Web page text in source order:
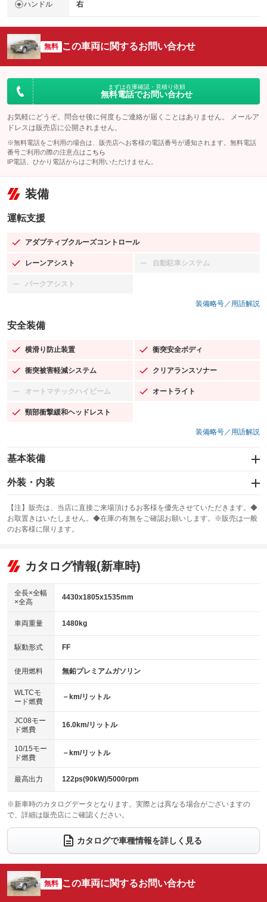
ハンドル 右
無料 この車両に関するお問い合わせ
まずは在庫確認・見積り依頼
無料電話でお問い合わせ
お気軽にどうぞ。問合せ後に何度もご連絡が届くことはありません。 メールア
ドレスは販売店に公開されません。
※無料電話をご利用の場合は、販売店へお客様の電話番号が通知されます。無料電話
番号ご利用の際の注意点は こちら
IP電話、ひかり電話からはご利用いただけません。
装備
運転支援
アダプティブクルーズコントロール
：装備あり
レーンアシスト
：装備あり 自動駐車システム
：装備なし
パークアシスト
：装備なし
装備略号／用語解説
安全装備
横滑り防止装置
：装備あり 衝突安全ボディ
：装備あり
衝突被害軽減システム
：装備あり クリアランスソナー
：装備あり
オートマチックハイビーム
：装備なし オートライト
：装備あり
頸部衝撃緩和ヘッドレスト
：装備あり
装備略号／用語解説
基本装備
エアバッグ：運転席/助手席/サイド
：装備あり
：装備なし
サンルーフ
：装備なし ABS
リフトアップ
：装備なし
：装備なし
パワーウィンドウ
アイドリングストップ
：装備あり
USB入力端子
：装備あり
100V電源
：装備なし
センターデフロック
：装備なし
電動格納ミラー
：装備あり
外装・内装
カーナビ：HDDナビ
：装備あり
TV：フルセグ
：装備あり
ビジュアル：-／DVD再生
：装備あり
アルミホイール：アルミホイール
：装備あり
HID(キセノンライト)
バックカメラ
エアロ
：装備なし
ローダウン
：装備なし
ベンチシート
：装備なし
チップアップシート
：装備なし
電動格納サードシート
：装備なし シートヒーター
：装備あり
ウォークスルー
電動リアゲート フロントカメラ
：装備なし
シートエアコン
：装備なし 全周囲カメラ
：装備なし
サイドカメラ
：装備なし ルーフレール
：装備あり
【注】販売は、当店に直接ご来場頂けるお客様を優先させていただきます。◆
お取置きはいたしません。◆在庫の有無をご確認お願いします。※販売は一般
のお客様に限ります。
カタログ情報(新車時)
全長×全幅
×全高
4430x1805x1535mm
車両重量 1480kg
駆動形式 FF
使用燃料 無鉛プレミアムガソリン
WLTCモ
ード燃費
－km/リットル
JC08モー
ド燃費
16.0km/リットル
10/15モー
ド燃費
－km/リットル
最高出力 122ps(90kW)/5000rpm
※新車時のカタログデータとなります。実際とは異なる場合がございますの
で、詳細は販売店にご確認ください。
カタログで車種情報を詳しく見る
無料 この車両に関するお問い合わせ